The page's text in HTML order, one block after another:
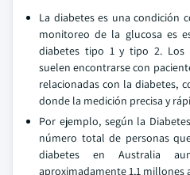
La diabetes es una condición
monitoreo de la glucosa es
diabetes tipo 1 y tipo 2. Los
suelen encontrarse con
relacionadas con la diabetes,
donde la medición precisa y
Por ejemplo, según la
número total de personas
diabetes en Australia
aproximadamente 1,1 millones